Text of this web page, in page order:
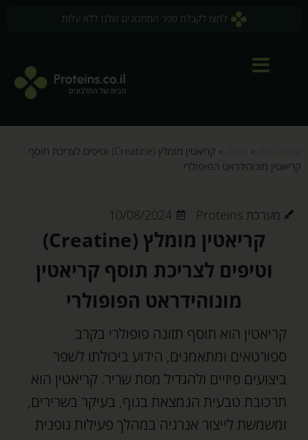
לחצו לקבלת ספר המתכונים שלנו ללא עלות
»
»
קריאטין מומלץ (Creatine) וטיפים לצריכת תוסף
קריאטין מונוהידראט הפופולרי
מערכת Proteins 10/08/2024
קריאטין מומלץ (Creatine)
וטיפים לצריכת תוסף קריאטין
מונוהידראט הפופולרי
קריאטין הוא תוסף תזונה פופולרי בקרב
ספורטאים ומתאמנים, הידוע ביכולתו לשפר
ביצועים פיזיים ולהגדיל מסת שריר. קריאטין הוא
תרכובת טבעית הנמצאת בגוף, בעיקר בשרירים,
ומשמשת לייצור אנרגיה במהלך פעילות גופנית